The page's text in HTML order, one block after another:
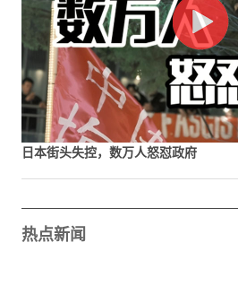
日本街头失控，数万人怒怼政府
热点新闻